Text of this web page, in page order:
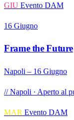
GIU Evento DAM
16 Giugno
Frame the Future
Napoli – 16 Giugno
// Napoli · Aperto al
MAR Evento DAM